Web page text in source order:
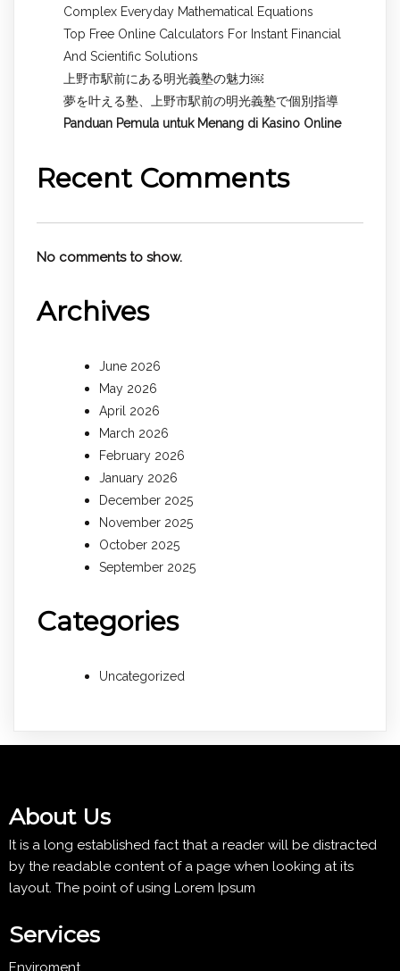
Complex Everyday Mathematical Equations
Top Free Online Calculators For Instant Financial
And Scientific Solutions
上野市駅前にある明光義塾の魅力￼
夢を叶える塾、上野市駅前の明光義塾で個別指導
Panduan Pemula untuk Menang di Kasino Online
Recent Comments
No comments to show.
Archives
June 2026
May 2026
April 2026
March 2026
February 2026
January 2026
December 2025
November 2025
October 2025
September 2025
Categories
Uncategorized
About Us
It is a long established fact that a reader will be distracted
by the readable content of a page when looking at its
layout. The point of using Lorem Ipsum
Services
Enviroment